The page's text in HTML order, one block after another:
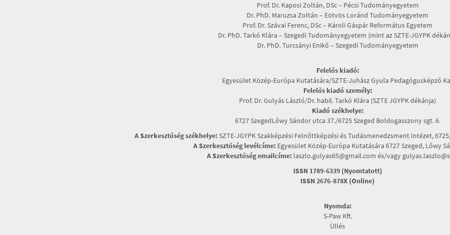
Prof. Dr. Kaposi Zoltán, DSc – Pécsi Tudományegyetem
Dr. PhD. Maruzsa Zoltán – Eötvös Loránd Tudományegyetem
Prof. Dr. Szávai Ferenc, DSc – Károli Gáspár Református Egyetem
Dr. PhD. Tarkó Klára – Szegedi Tudományegyetem (mint az SZTE-JGYPK
Dr. PhD. Turcsányi Enikő – Szegedi Tudományegyetem
Felelős kiadó:
Egyesület Közép-Európa Kutatására/SZTE-Juhász Gyula Pedagógusképző
Felelős kiadó személy:
Prof. Dr. Gulyás László/Dr. habil. Tarkó Klára (SZTE JGYPK dékánja)
Kiadó székhelye:
6727 SzegedLőwy Sándor utca 37./6725 Szeged Boldogasszony sgt. 6.
A Szerkesztőség székhelye:SZTE-JGYPK Szakképzési Felnőttképzési és Tudásmenedzsment Intézet,
A Szerkesztőség levélcíme: Egyesület Közép-Európa Kutatására 6727 Szeged, Lőwy
A Szerkesztőség emailcíme:laszlo.gulyas65@gmail.com és/vagy
ISSN 1789-6339 (Nyomtatott)
ISSN 2676-878X (Online)
Nyomda:
S-Paw Kft.
Üllés